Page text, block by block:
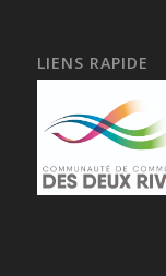
LIENS RAPIDE